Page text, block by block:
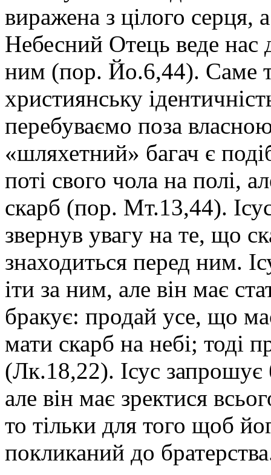
виражена з цілого
Небесний Отець веде нас
ним (пор. Йо.6,44). Саме
християнську
перебуваємо поза
«шляхетний» багач є
поті свого чола на полі,
скарб (пор. Мт.13,44).
звернув увагу на те, що
знаходиться перед ним.
іти за ним, але він має
бракує: продай усе, що
мати скарб на небі; тоді
(Лк.18,22). Ісус запрошує
але він має зректися
то тільки для того щоб
покликаний до